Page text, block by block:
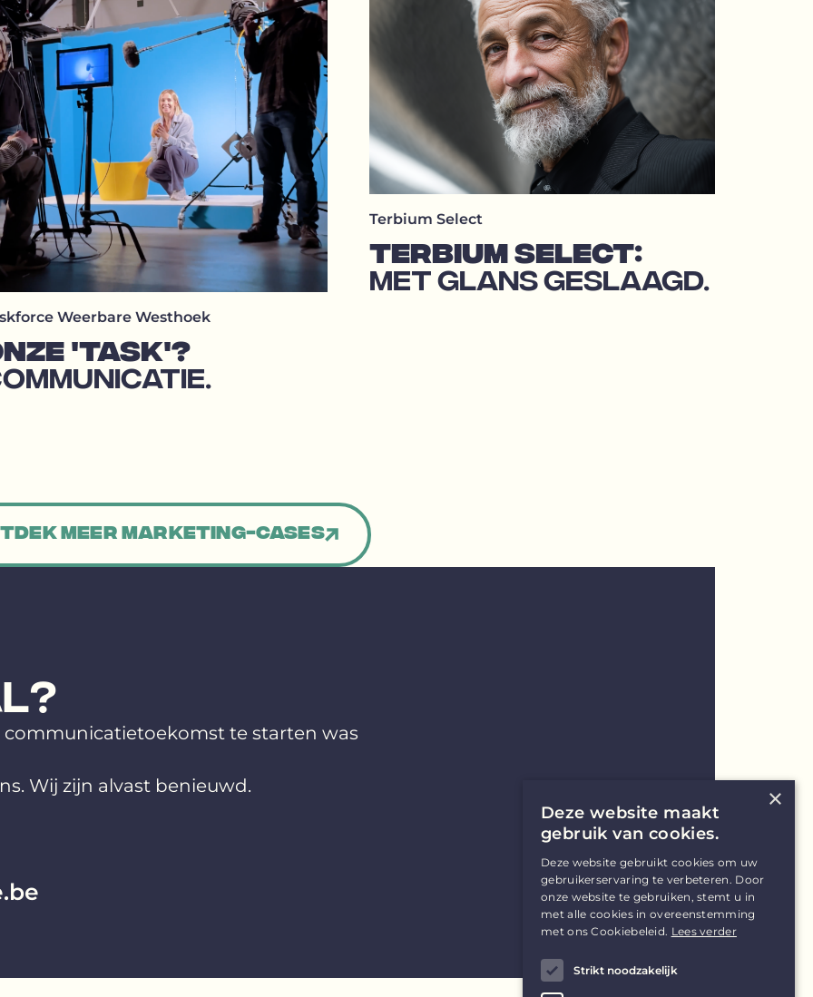
Weerbare Westhoek
'TASK'?
Terbium Select
TERBIUM SELECT:
MET GLANS GESLAAGD.
meer Marketing-cases
te starten was
Wij zijn alvast benieuwd. ×
Deze website maakt
gebruik van cookies.
Deze website gebruikt cookies om uw
gebruikerservaring te verbeteren. Door
onze website te gebruiken, stemt u in
met alle cookies in overeenstemming
met ons Cookiebeleid. Lees verder
Strikt noodzakelijk